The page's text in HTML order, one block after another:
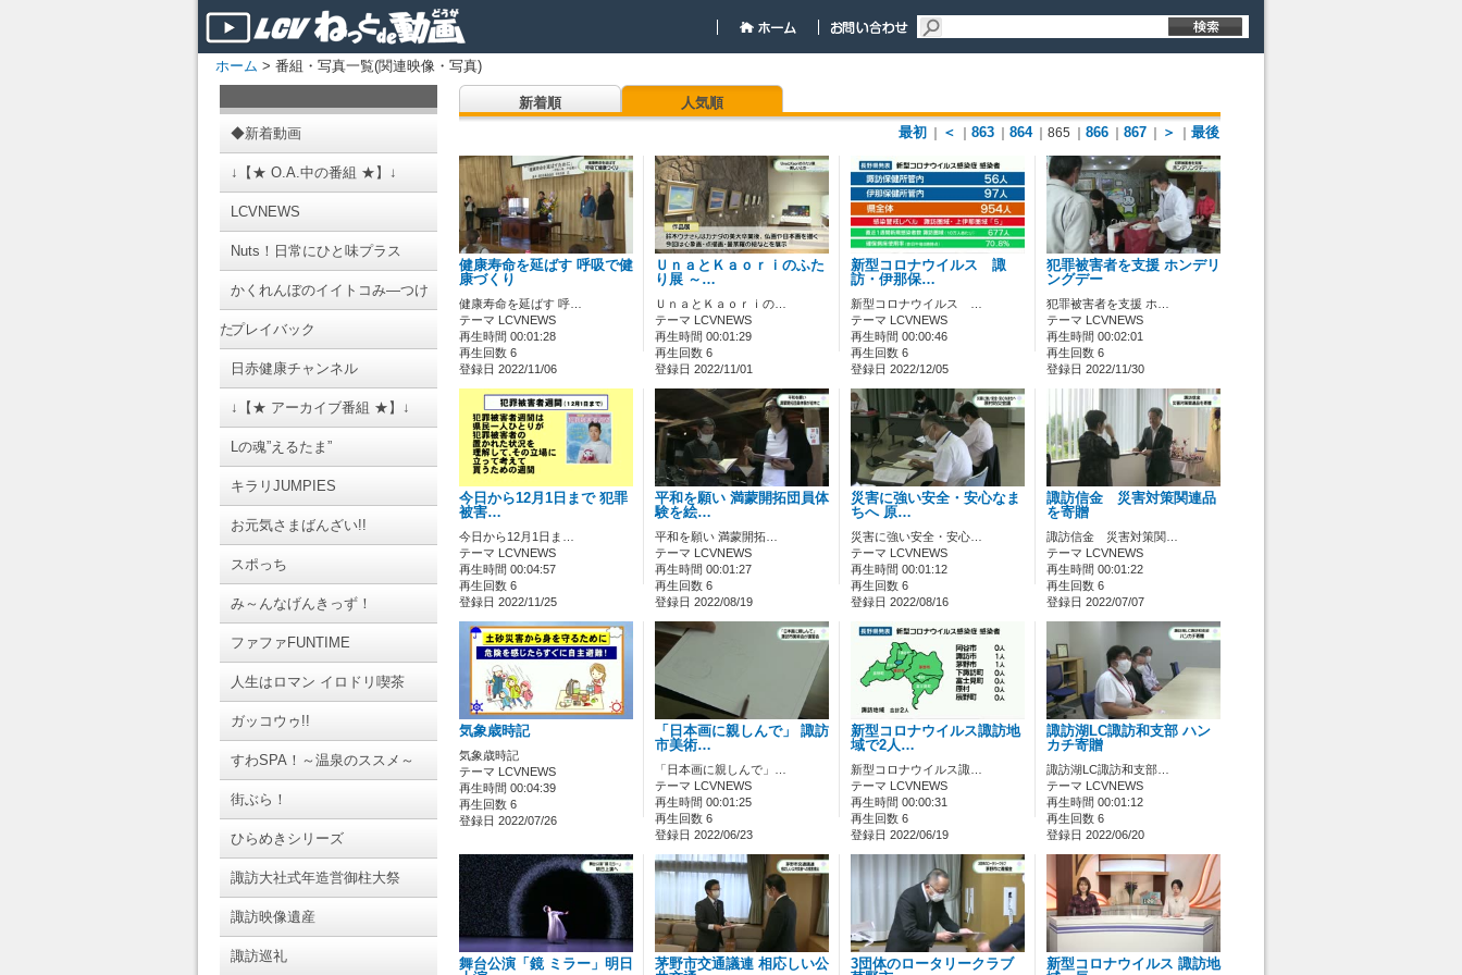
ホーム > 番組・写真一覧(関連映像・写真)
◆新着動画
↓【★ O.A.中の番組 ★】↓
LCVNEWS
Nuts！日常にひと味プラス
かくれんぼのイイトコみ―つけ
たプレイバック
日赤健康チャンネル
↓【★ アーカイブ番組 ★】↓
Lの魂”えるたま”
キラリJUMPIES
お元気さまばんざい!!
スポっち
み～んなげんきっず！
ファファFUNTIME
人生はロマン イロドリ喫茶
ガッコウゥ!!
すわSPA！～温泉のススメ～
街ぶら！
ひらめきシリーズ
諏訪大社式年造営御柱大祭
諏訪映像遺産
諏訪巡礼
新着順
人気順
最初
＜ 863 864 ｜865 866 867 ＞ 最後
健康寿命を延ばす 呼吸で健
康づくり
健康寿命を延ばす 呼…
テーマ LCVNEWS
再生時間 00:01:28
再生回数 6
登録日 2022/11/06
ＵｎａとＫａｏｒｉのふた
り展 ～…
ＵｎａとＫａｏｒｉの…
テーマ LCVNEWS
再生時間 00:01:29
再生回数 6
登録日 2022/11/01
新型コロナウイルス 諏
訪・伊那保…
新型コロナウイルス …
テーマ LCVNEWS
再生時間 00:00:46
再生回数 6
登録日 2022/12/05
犯罪被害者を支援 ホンデリ
ングデー
犯罪被害者を支援 ホ…
テーマ LCVNEWS
再生時間 00:02:01
再生回数 6
登録日 2022/11/30
今日から12月1日まで 犯罪
被害…
今日から12月1日ま…
テーマ LCVNEWS
再生時間 00:04:57
再生回数 6
登録日 2022/11/25
平和を願い 満蒙開拓団員体
験を絵…
平和を願い 満蒙開拓…
テーマ LCVNEWS
再生時間 00:01:27
再生回数 6
登録日 2022/08/19
災害に強い安全・安心なま
ちへ 原…
災害に強い安全・安心…
テーマ LCVNEWS
再生時間 00:01:12
再生回数 6
登録日 2022/08/16
諏訪信金 災害対策関連品
を寄贈
諏訪信金 災害対策関…
テーマ LCVNEWS
再生時間 00:01:22
再生回数 6
登録日 2022/07/07
気象歳時記
気象歳時記
テーマ LCVNEWS
再生時間 00:04:39
再生回数 6
登録日 2022/07/26
「日本画に親しんで」 諏訪
市美術…
「日本画に親しんで」…
テーマ LCVNEWS
再生時間 00:01:25
再生回数 6
登録日 2022/06/23
新型コロナウイルス諏訪地
域で2人…
新型コロナウイルス諏…
テーマ LCVNEWS
再生時間 00:00:31
再生回数 6
登録日 2022/06/19
諏訪湖LC諏訪和支部 ハン
カチ寄贈
諏訪湖LC諏訪和支部…
テーマ LCVNEWS
再生時間 00:01:12
再生回数 6
登録日 2022/06/20
舞台公演「鏡 ミラー」明日
茅野市交通議連 相応しい公
3団体のロータリークラブ
新型コロナウイルス 諏訪地